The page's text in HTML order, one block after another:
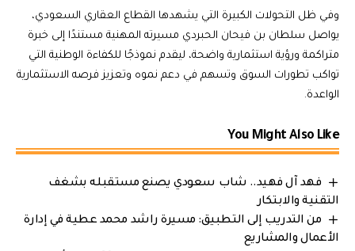
وفي ظل التحولات الكبيرة التي يشهدها القطاع العقاري السعودي،
يواصل سلطان بن فيحان الحبردي مسيرته المهنية مستندًا إلى خبرة
متراكمة ورؤية استثمارية واضحة، ليقدم نموذجًا للكفاءة الوطنية التي
تواكب تطورات السوق وتسهم في دعم نموه وتعزيز فرصه الاستثمارية
الواعدة.
You Might Also Like
فهد آل فهيد.. شاب سعودي يصنع مستقبله بشغف
التقنية والابتكار
من التدريب إلى التطبيق: مسيرة راشد محمد عطية في إدارة
الأعمال والمشاريع